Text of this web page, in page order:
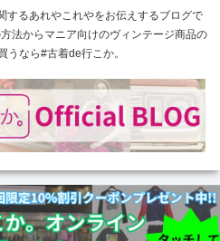
するあれやこれやをお伝えするブログで
法からマニア向けのヴィンテージ商品の
うなら#古着de行こか。